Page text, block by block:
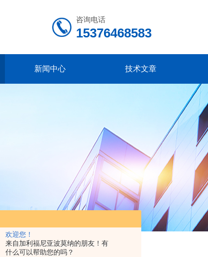
欢迎您！
来自加利福尼亚波莫纳的朋友！有
什么可以帮助您的吗？
咨询电话
15376468583
新闻中心 技术文章